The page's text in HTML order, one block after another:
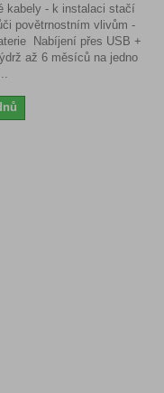
kabely - k instalaci stačí
povětrnostním vlivům -
Nabíjení přes USB +
až 6 měsíců na jedno